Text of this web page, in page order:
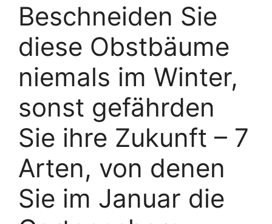
Beschneiden Sie
diese Obstbäume
niemals im Winter,
sonst gefährden
Sie ihre Zukunft – 7
Arten, von denen
Sie im Januar die